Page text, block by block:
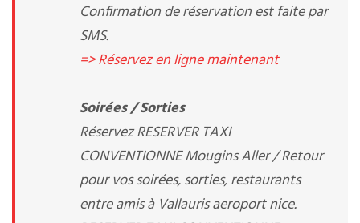
Confirmation de réservation est faite par
SMS.
=> Réservez en ligne maintenant
Soirées / Sorties
Réservez RESERVER TAXI
CONVENTIONNE Mougins Aller / Retour
pour vos soirées, sorties, restaurants
entre amis à Vallauris aeroport nice.